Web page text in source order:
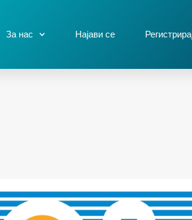
За нас Најави се